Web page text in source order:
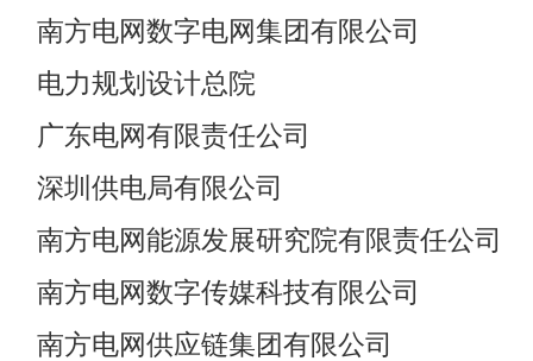
南方电网数字电网集团有限公司
电力规划设计总院
广东电网有限责任公司
深圳供电局有限公司
南方电网能源发展研究院有限责任公司
南方电网数字传媒科技有限公司
南方电网供应链集团有限公司